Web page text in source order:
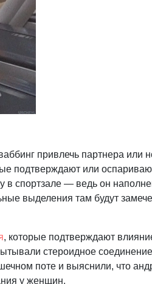
привлечь партнера или
подтверждают или
в спортзале — ведь он
выделения там будут
, которые подтверждают
стероидное
поте и выяснили, что
у женщин.